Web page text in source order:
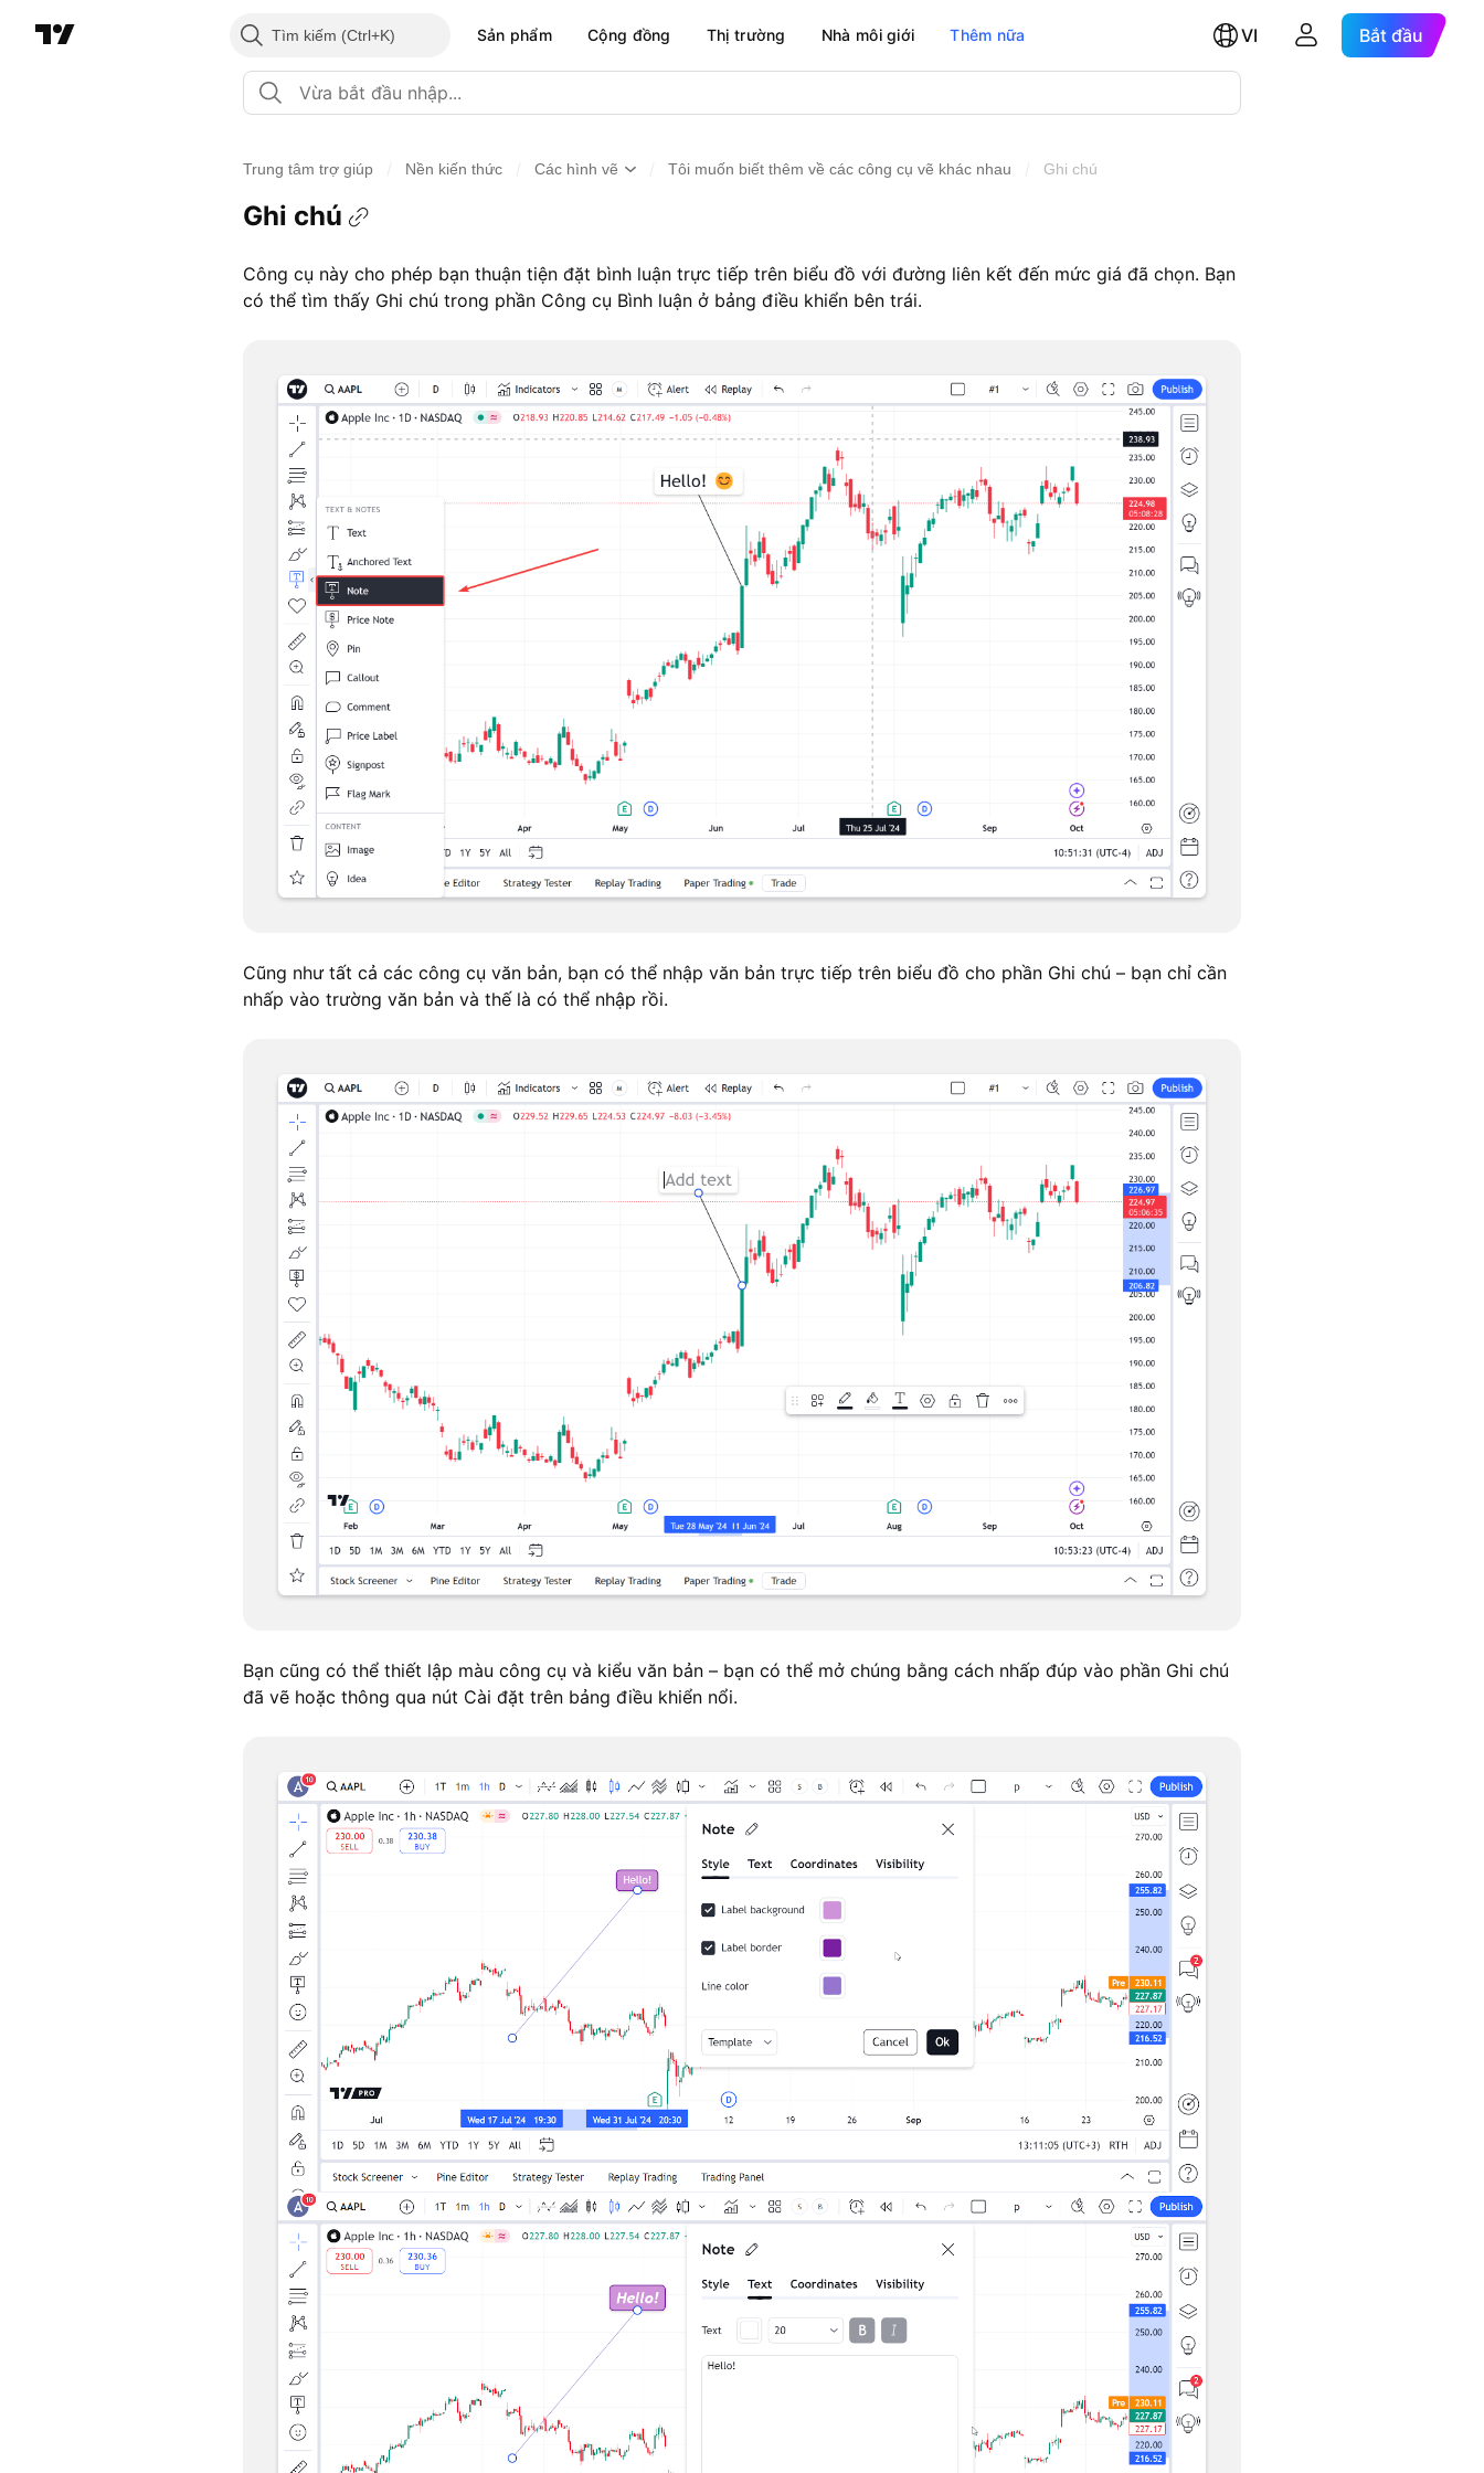
Tìm kiếm Sản phẩm Cộng đồng Thị trường Nhà môi giới Thêm nữa VI Bắt đầu
Trung tâm trợ giúp Nền kiến thức Các hình vẽ Tôi muốn biết thêm về các công cụ vẽ khác nhau Ghi chú
Ghi chú
Công cụ này cho phép bạn thuận tiện đặt bình luận trực tiếp trên biểu đồ với đường liên kết đến mức giá đã chọn. Bạn
có thể tìm thấy Ghi chú trong phần Công cụ Bình luận ở bảng điều khiển bên trái.
Cũng như tất cả các công cụ văn bản, bạn có thể nhập văn bản trực tiếp trên biểu đồ cho phần Ghi chú – bạn chỉ cần
nhấp vào trường văn bản và thế là có thể nhập rồi.
Bạn cũng có thể thiết lập màu công cụ và kiểu văn bản – bạn có thể mở chúng bằng cách nhấp đúp vào phần Ghi chú
đã vẽ hoặc thông qua nút Cài đặt trên bảng điều khiển nổi.